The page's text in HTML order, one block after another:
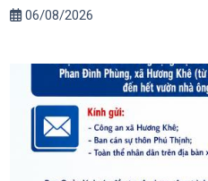
06/08/2026